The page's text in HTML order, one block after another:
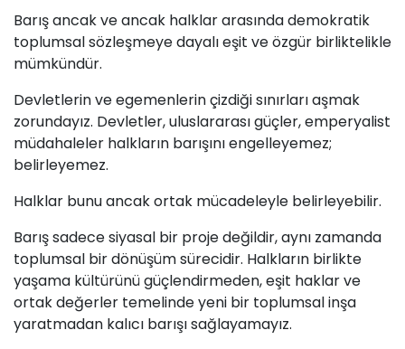
Barış ancak ve ancak halklar arasında demokratik
toplumsal sözleşmeye dayalı eşit ve özgür birliktelikle
mümkündür.
Devletlerin ve egemenlerin çizdiği sınırları aşmak
zorundayız. Devletler, uluslararası güçler, emperyalist
müdahaleler halkların barışını engelleyemez;
belirleyemez.
Halklar bunu ancak ortak mücadeleyle belirleyebilir.
Barış sadece siyasal bir proje değildir, aynı zamanda
toplumsal bir dönüşüm sürecidir. Halkların birlikte
yaşama kültürünü güçlendirmeden, eşit haklar ve
ortak değerler temelinde yeni bir toplumsal inşa
yaratmadan kalıcı barışı sağlayamayız.